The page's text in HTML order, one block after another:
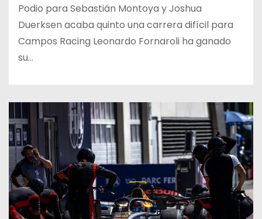
Podio para Sebastián Montoya y Joshua
Duerksen acaba quinto una carrera difícil para
Campos Racing Leonardo Fornaroli ha ganado
su…